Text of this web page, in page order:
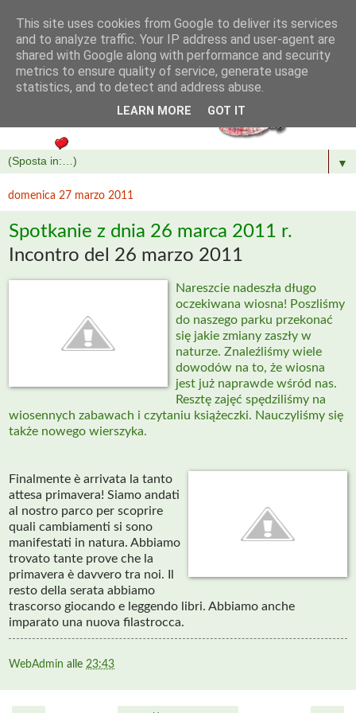
▼
domenica 27 marzo 2011
Spotkanie z dnia 26 marca 2011 r.
Incontro del 26 marzo 2011
Nareszcie nadeszła długo
oczekiwana wiosna! Poszliśmy
do naszego parku przekonać
się jakie zmiany zaszły w
naturze. Znaleźliśmy wiele
dowodów na to, że wiosna
jest już naprawde wśród nas.
Resztę zajęć spędziliśmy na
wiosennych zabawach i czytaniu książeczki. Nauczyliśmy się
także nowego wierszyka.
Finalmente è arrivata la tanto
attesa primavera! Siamo andati
al nostro parco per scoprire
quali cambiamenti si sono
manifestati in natura. Abbiamo
trovato tante prove che la
primavera è davvero tra noi. Il
resto della serata abbiamo
trascorso giocando e leggendo libri. Abbiamo anche
imparato una nuova filastrocca.
WebAdmin alle 23:43
This site uses cookies from Google to deliver its services
and to analyze traffic. Your IP address and user-agent are
shared with Google along with performance and security
metrics to ensure quality of service, generate usage
statistics, and to detect and address abuse.
LEARN MORE GOT IT